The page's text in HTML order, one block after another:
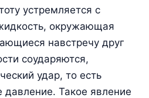
устремляется с
окружающая
навстречу друг
соударяются,
удар, то есть
Такое явление